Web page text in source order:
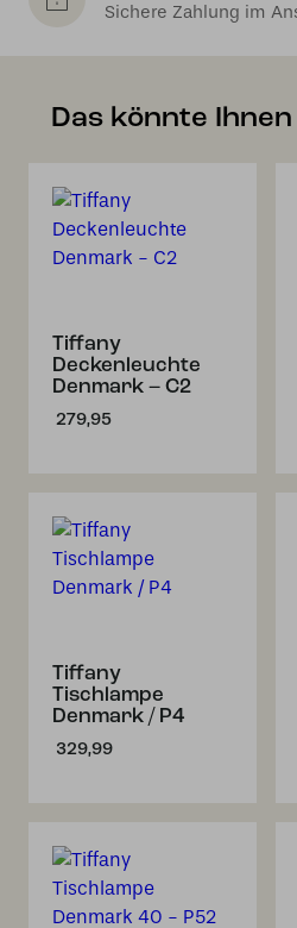
Sichere Zahlung im
Das könnte
Tiffany
Deckenleuchte
Denmark – C2
279,95
Tiffany
Tischlampe
Denmark / P4
329,99